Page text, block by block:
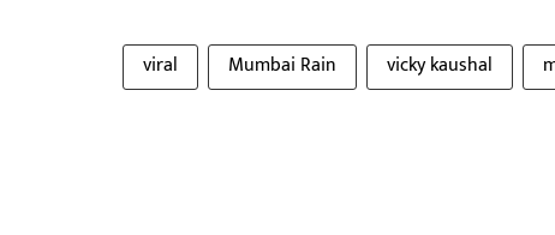
viral Mumbai Rain vicky kaushal